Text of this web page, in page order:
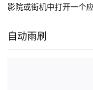
影院或街机中打开一个
自动雨刷